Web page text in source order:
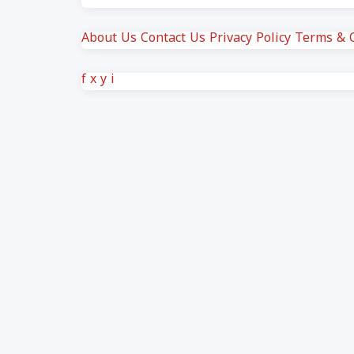
About Us Contact Us Privacy Policy Terms &
f x y i